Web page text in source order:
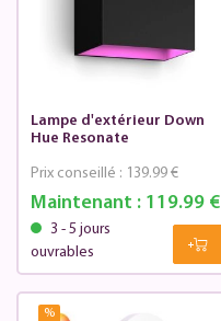
Lampe d'extérieur Down
Hue Resonate
Maintenant :119.99 €
Prix conseillé : 139.99 €
3 - 5 jours
ouvrables
%